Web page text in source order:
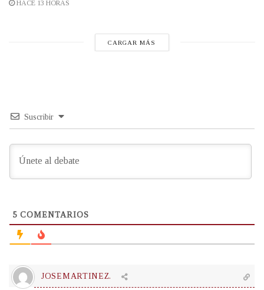
HACE 13 HORAS
CARGAR MÁS
Suscribir
5 COMENTARIOS
JOSEMARTINEZ.